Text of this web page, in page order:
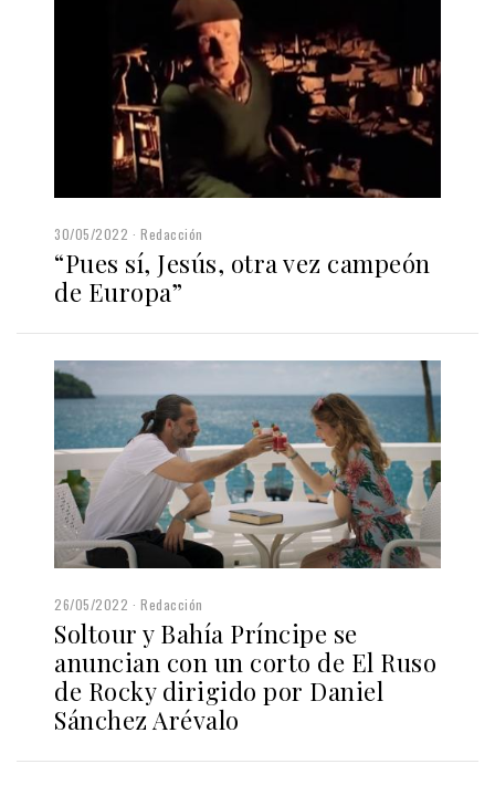
30/05/2022 Redacción
“Pues sí, Jesús, otra vez campeón
de Europa”
26/05/2022 Redacción
Soltour y Bahía Príncipe se
anuncian con un corto de El Ruso
de Rocky dirigido por Daniel
Sánchez Arévalo